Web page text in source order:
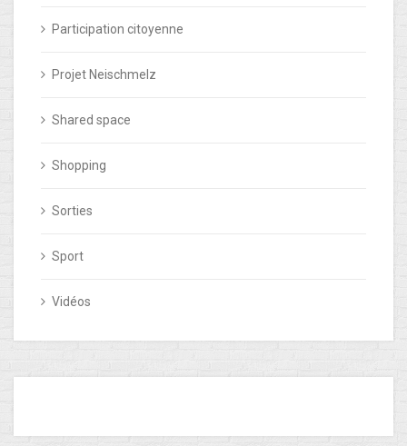
Participation citoyenne
Projet Neischmelz
Shared space
Shopping
Sorties
Sport
Vidéos